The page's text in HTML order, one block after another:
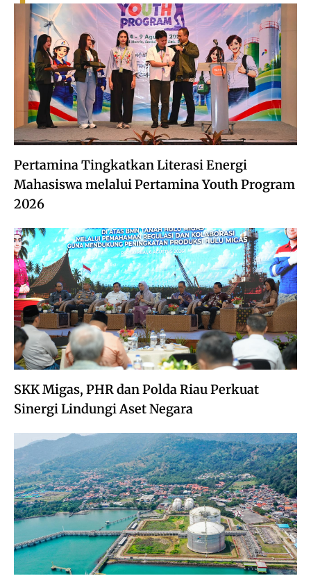
Pertamina Tingkatkan Literasi Energi
Mahasiswa melalui Pertamina Youth Program
2026
SKK Migas, PHR dan Polda Riau Perkuat
Sinergi Lindungi Aset Negara